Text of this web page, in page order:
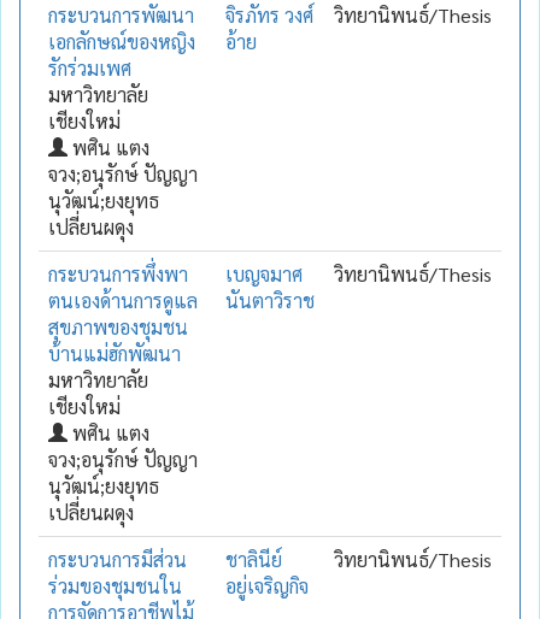
กระบวนการพัฒนา
เอกลักษณ์ของหญิง
รักร่วมเพศ
มหาวิทยาลัย
เชียงใหม่
พศิน แตง
จวง;อนุรักษ์ ปัญญา
นุวัฒน์;ยงยุทธ
เปลี่ยนผดุง
จิรภัทร วงศ์
อ้าย
วิทยานิพนธ์/Thesis
กระบวนการพึ่งพา
ตนเองด้านการดูแล
สุขภาพของชุมชน
บ้านแม่ฮักพัฒนา
มหาวิทยาลัย
เชียงใหม่
พศิน แตง
จวง;อนุรักษ์ ปัญญา
นุวัฒน์;ยงยุทธ
เปลี่ยนผดุง
เบญจมาศ
นันตาวิราช
วิทยานิพนธ์/Thesis
กระบวนการมีส่วน
ร่วมของชุมชนใน
การจัดการอาชีพไม้
ชาลินีย์
อยู่เจริญกิจ
วิทยานิพนธ์/Thesis